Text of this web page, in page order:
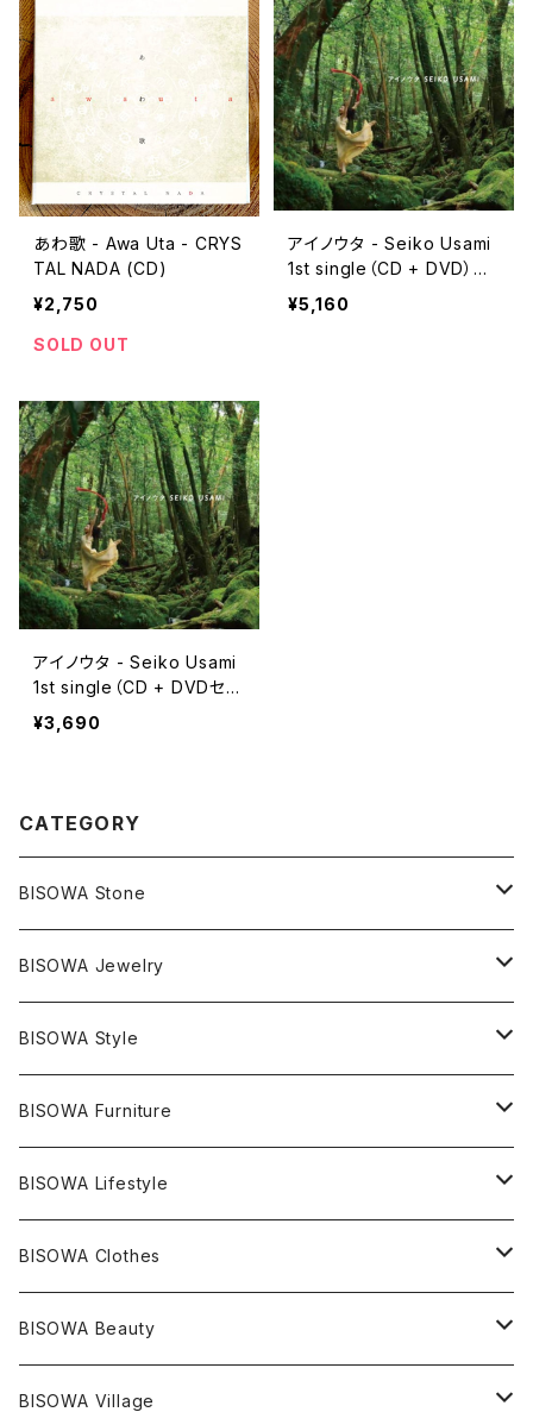
あわ歌 - Awa Uta - CRYS
TAL NADA (CD)
¥2,750
SOLD OUT
アイノウタ - Seiko Usami
1st single（CD + DVD）
【水晶付き限定版】
¥5,160
アイノウタ - Seiko Usami
1st single（CD + DVDセッ
ト）
¥3,690
CATEGORY
BISOWA Stone
マスタークリスタル / 水晶
エレスチャル
ライトニング
石の種類別
アメジスト
アクアマリン
産地別
ヒマラヤ
ブラジル
BISOWA Jewelry
ネックレス／ペンダント
宇佐美聖子
絹麻 ~kenma~
ピアス
宇佐美聖子
Others
ブレスレット
宇佐美聖子
Others
リング
サンキャッチャー
ヘアアクセサリー
BISOWA Style
ONE PIECE
ヘンプ
オーガニックコットン
PANTS
ヘンプ
オーガニックコットン
T-SHIRT
オーガニックコットン
ヘンプコットン
leggings
ヘンプ
Others
BISOWA Furniture
のるすく
BISOWA Lifestyle
Music
宇佐美聖子
Niceness Music
浄化アイテム
Cosmic Hemp 麻炭
オラクルカード
BISOWA Clothes
麻
絹
BISOWA Beauty
ヘンプオイル
BISOWA Village